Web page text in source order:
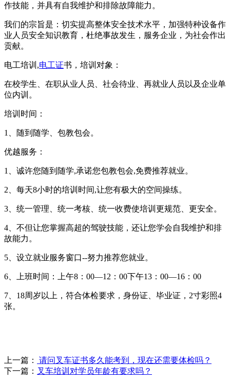
作技能，并具有自我维护和排除故障能力。
我们的宗旨是：切实提高整体安全技术水平，加强特种设备作
业人员安全知识教育，杜绝事故发生，服务企业，为社会作出
贡献。
电工培训,电工证书，培训对象：
在校学生、在职从业人员、社会待业、再就业人员以及企业单
位内训。
培训时间：
1、随到随学、包教包会。
优越服务：
1、诚许您随到随学,承诺您包教包会,免费推荐就业。
2、每天8小时的培训时间,让您有极大的空间操练。
3、统一管理、统一考核、统一收费使培训更规范、更安全。
4、不但让您掌握高超的驾驶技能，还让您学会自我维护和排
故能力。
5、设立就业服务窗口--努力推荐您就业。
6、上班时间：上午8：00—12：00下午13：00—16：00
7、18周岁以上，符合体检要求，身份证、毕业证，2寸彩照4
张。
上一篇：
请问叉车证书多久能考到，现在还需要体检吗？
下一篇： 叉车培训对学员年龄有要求吗？